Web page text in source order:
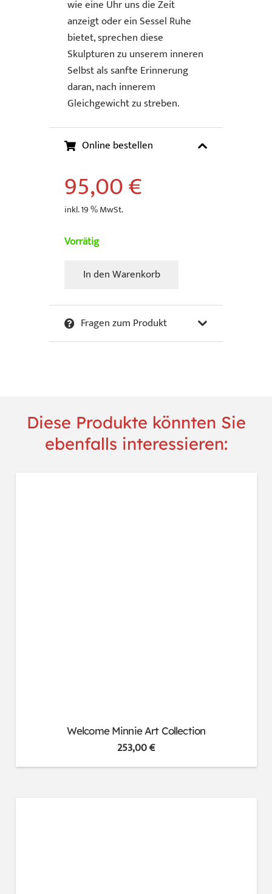
wie eine Uhr uns die Zeit
anzeigt oder ein Sessel Ruhe
bietet, sprechen diese
Skulpturen zu unserem inneren
Selbst als sanfte Erinnerung
daran, nach innerem
Gleichgewicht zu streben.
Online bestellen
95,00€
inkl. 19 % MwSt.
Vorrätig
-
Yoga
White
In den Warenkorb
Fragen zum Produkt
Diese Produkte könnten Sie
ebenfalls interessieren:
Welcome Minnie Art Collection
253,00€